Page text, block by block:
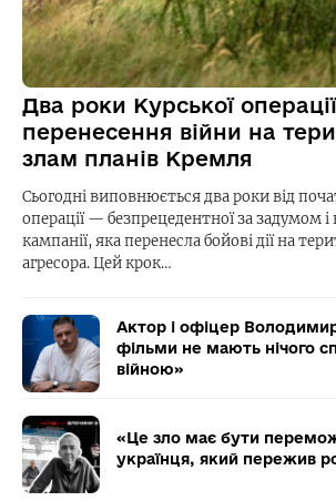
Два роки Курської
перенесення війни на
злам планів Кремля
Сьогодні виповнюється два роки від
операції — безпрецедентної за задумом
кампанії, яка перенесла бойові дії на
агресора. Цей крок…
Актор і офіцер
фільми не мають нічого
війною»
«Це зло має бути
українця, який пережив